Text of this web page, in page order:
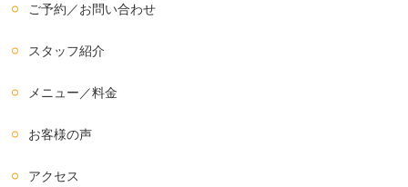
ご予約／お問い合わせ
スタッフ紹介
メニュー／料金
お客様の声
アクセス